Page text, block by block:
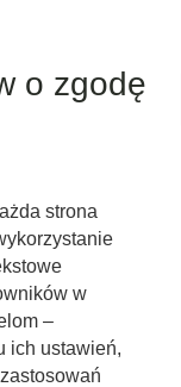
o zgodę
strona
w
–
ich ustawień,